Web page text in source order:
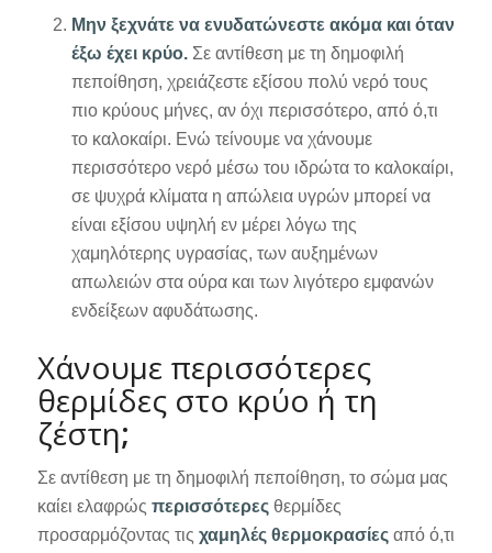
Μην ξεχνάτε να ενυδατώνεστε ακόμα και όταν
έξω έχει κρύο. Σε αντίθεση με τη δημοφιλή
πεποίθηση, χρειάζεστε εξίσου πολύ νερό τους
πιο κρύους μήνες, αν όχι περισσότερο, από ό,τι
το καλοκαίρι. Ενώ τείνουμε να χάνουμε
περισσότερο νερό μέσω του ιδρώτα το καλοκαίρι,
σε ψυχρά κλίματα η απώλεια υγρών μπορεί να
είναι εξίσου υψηλή εν μέρει λόγω της
χαμηλότερης υγρασίας, των αυξημένων
απωλειών στα ούρα και των λιγότερο εμφανών
ενδείξεων αφυδάτωσης.
Xάνουμε περισσότερες
θερμίδες στο κρύο ή τη
ζέστη;
Σε αντίθεση με τη δημοφιλή πεποίθηση, το σώμα μας
καίει ελαφρώς περισσότερεςθερμίδες
προσαρμόζοντας τις χαμηλές θερμοκρασίεςαπό ό,τι